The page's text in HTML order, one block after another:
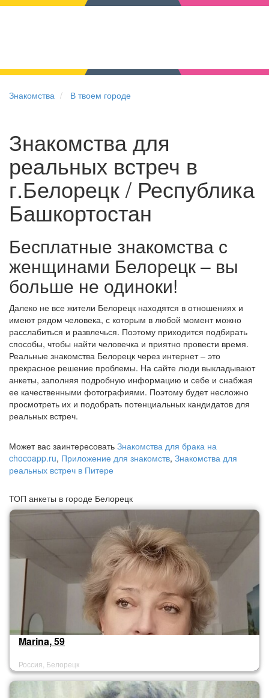
Знакомства В твоем городе
Знакомства для
реальных встреч в
г.Белорецк / Республика
Башкортостан
Бесплатные знакомства с
женщинами Белорецк – вы
больше не одиноки!
Далеко не все жители Белорецк находятся в отношениях и
имеют рядом человека, с которым в любой момент можно
расслабиться и развлечься. Поэтому приходится подбирать
способы, чтобы найти человечка и приятно провести время.
Реальные знакомства Белорецк через интернет – это
прекрасное решение проблемы. На сайте люди выкладывают
анкеты, заполняя подробную информацию и себе и снабжая
ее качественными фотографиями. Поэтому будет несложно
просмотреть их и подобрать потенциальных кандидатов для
реальных встреч.
Может вас заинтересовать Знакомства для брака на
chocoapp.ru, Приложение для знакомств, Знакомства для
реальных встреч в Питере
ТОП анкеты в городе Белорецк
Marina, 59
Россия, Белорецк